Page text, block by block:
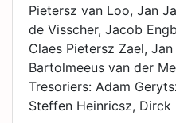
Pietersz van Loo, Jan
de Visscher, Jacob
Claes Pietersz Zael,
Bartolmeeus van der
Tresoriers: Adam
Steffen Heinricsz, Dirck